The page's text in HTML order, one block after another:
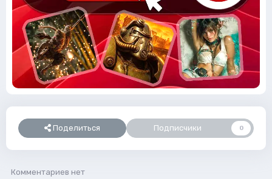
Поделиться Подписчики 0
Комментариев нет